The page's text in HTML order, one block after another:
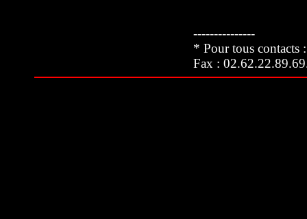
---------------
* Pour tous contacts
Fax :